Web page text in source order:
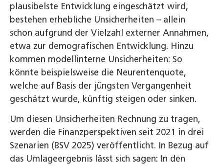
plausibelste Entwicklung eingeschätzt wird,
bestehen erhebliche Unsicherheiten – allein
schon aufgrund der Vielzahl externer Annahmen,
etwa zur demografischen Entwicklung. Hinzu
kommen modellinterne Unsicherheiten: So
könnte beispielsweise die Neurentenquote,
welche auf Basis der jüngsten Vergangenheit
geschätzt wurde, künftig steigen oder sinken.
Um diesen Unsicherheiten Rechnung zu tragen,
werden die Finanzperspektiven seit 2021 in drei
Szenarien (BSV 2025) veröffentlicht. In Bezug auf
das Umlageergebnis lässt sich sagen: In den